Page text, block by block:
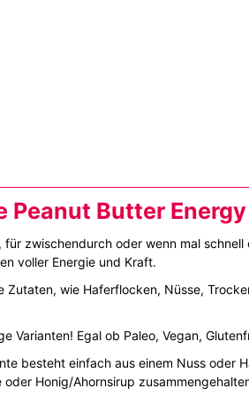
Peanut Butter
für zwischendurch oder wenn mal
voller Energie und Kraft.
Zutaten, wie Haferflocken, Nüsse,
Varianten! Egal ob Paleo, Vegan,
besteht einfach aus einem Nuss oder
Honig/Ahornsirup